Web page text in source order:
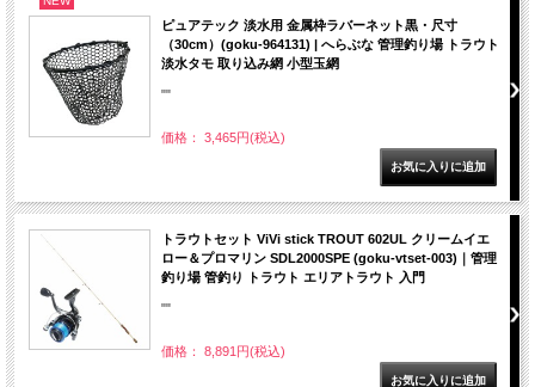
ピュアテック 淡水用 金属枠ラバーネット黒・尺寸
（30cm）(goku-964131) | へらぶな 管理釣り場 トラウト
淡水タモ 取り込み網 小型玉網
""
価格： 3,465円(税込)
トラウトセット ViVi stick TROUT 602UL クリームイエ
ロー＆プロマリン SDL2000SPE (goku-vtset-003)｜管理
釣り場 管釣り トラウト エリアトラウト 入門
""
価格： 8,891円(税込)